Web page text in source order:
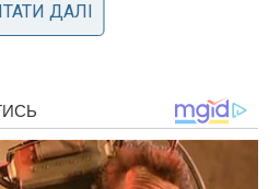
ДАЛІ